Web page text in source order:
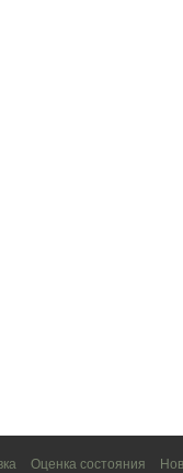
Оценка состояния